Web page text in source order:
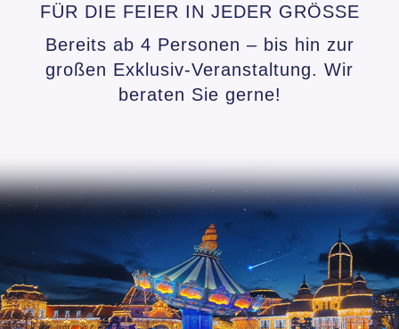
FÜR DIE FEIER IN JEDER GRÖSSE
Bereits ab 4 Personen – bis hin zur
großen Exklusiv-Veranstaltung. Wir
beraten Sie gerne!